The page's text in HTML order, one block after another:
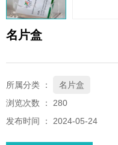
名片盒
所属分类 ：
名片盒
浏览次数 ： 280
发布时间 ： 2024-05-24